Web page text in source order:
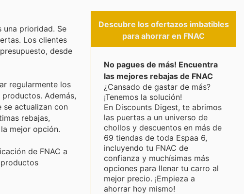
una prioridad. Se
Los clientes
desde
regularmente los
Además,
se actualizan con
rebajas,
mejor opción.
de FNAC a
Descubre los ofertazos imbatibles
para ahorrar en FNAC
No pagues de más! Encuentra
las mejores rebajas de FNAC
¿Cansado de gastar de más?
¡Tenemos la solución!
En Discounts Digest, te abrimos
las puertas a un universo de
chollos y descuentos en más de
69 tiendas de toda Espaa 6,
incluyendo tu FNAC de
confianza y muchísimas más
opciones para llenar tu carro al
mejor precio. ¡Empieza a
ahorrar hoy mismo!